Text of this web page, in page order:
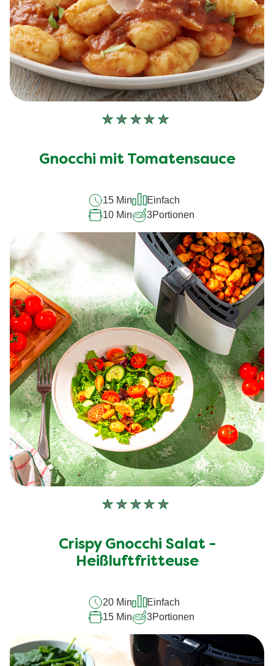
Keine
für
abgegeben
Gnocchi mit Tomatensauce
15 Min
Einfach
10 Min
3Portionen
Keine
für
dieses
Crispy Gnocchi Salat -
Heißluftfritteuse
20 Min
Einfach
15 Min
3Portionen